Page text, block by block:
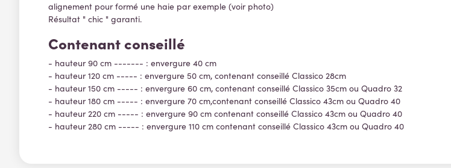
alignement pour formé une haie par exemple (voir photo)
Résultat " chic " garanti.
Contenant conseillé
- hauteur 90 cm ------- : envergure 40 cm
- hauteur 120 cm ----- : envergure 50 cm, contenant conseillé Classico 28cm
- hauteur 150 cm ----- : envergure 60 cm, contenant conseillé Classico 35cm ou Quadro 32
- hauteur 180 cm ----- : envergure 70 cm,contenant conseillé Classico 43cm ou Quadro 40
- hauteur 220 cm ----- : envergure 90 cm contenant conseillé Classico 43cm ou Quadro 40
- hauteur 280 cm ----- : envergure 110 cm contenant conseillé Classico 43cm ou Quadro 40